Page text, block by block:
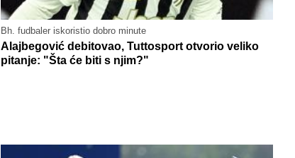
Bh. fudbaler iskoristio dobro minute
Alajbegović debitovao, Tuttosport otvorio veliko
pitanje: "Šta će biti s njim?"